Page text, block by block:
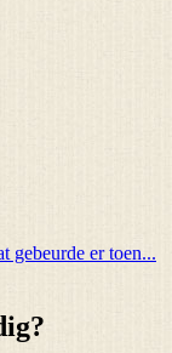
gebeurde er toen...